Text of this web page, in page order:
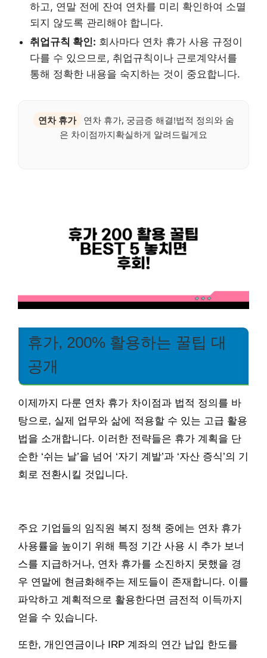
하고, 연말 전에 잔여 연차를 미리 확인하여 소멸
되지 않도록 관리해야 합니다.
취업규칙 확인: 회사마다 연차 휴가 사용 규정이
다를 수 있으므로, 취업규칙이나 근로계약서를
통해 정확한 내용을 숙지하는 것이 중요합니다.
연차 휴가
연차 휴가, 궁금증 해결!법적 정의와 숨
은 차이점까지확실하게 알려드릴게요
휴가, 200% 활용하는 꿀팁 대
공개
이제까지 다룬 연차 휴가 차이점과 법적 정의를 바
탕으로, 실제 업무와 삶에 적용할 수 있는 고급 활용
법을 소개합니다. 이러한 전략들은 휴가 계획을 단
순한 ‘쉬는 날’을 넘어 ‘자기 계발’과 ‘자산 증식’의 기
회로 전환시킬 것입니다.
주요 기업들의 임직원 복지 정책 중에는 연차 휴가
사용률을 높이기 위해 특정 기간 사용 시 추가 보너
스를 지급하거나, 연차 휴가를 소진하지 못했을 경
우 연말에 현금화해주는 제도들이 존재합니다. 이를
파악하고 계획적으로 활용한다면 금전적 이득까지
얻을 수 있습니다.
또한, 개인연금이나 IRP 계좌의 연간 납입 한도를